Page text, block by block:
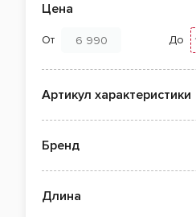
Цена
От До
Артикул характеристики
Бренд
Длина